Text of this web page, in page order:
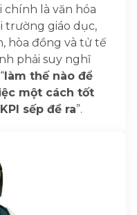
là văn hóa
trường giáo dục,
hòa đồng và tử tế
phải suy nghĩ
làm thế nào để
một cách tốt
sếp đề ra”.